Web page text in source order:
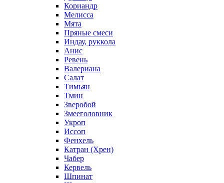
Кориандр
Мелисса
Мята
Пряные смеси
Индау, руккола
Анис
Ревень
Валериана
Салат
Тимьян
Тмин
Зверобой
Змееголовник
Укроп
Иссоп
Фенхель
Катран (Хрен)
Чабер
Кервель
Шпинат